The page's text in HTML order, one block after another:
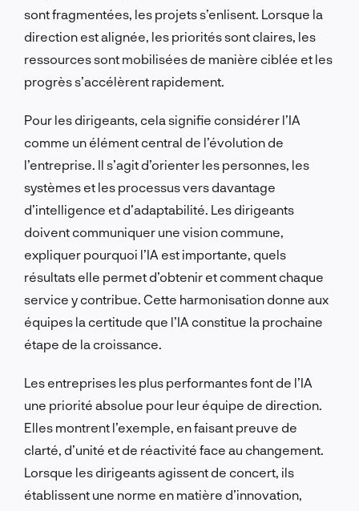
sont fragmentées, les projets s’enlisent. Lorsque la
direction est alignée, les priorités sont claires, les
ressources sont mobilisées de manière ciblée et les
progrès s’accélèrent rapidement.
Pour les dirigeants, cela signifie considérer l’IA
comme un élément central de l’évolution de
l’entreprise. Il s’agit d’orienter les personnes, les
systèmes et les processus vers davantage
d’intelligence et d’adaptabilité. Les dirigeants
doivent communiquer une vision commune,
expliquer pourquoi l’IA est importante, quels
résultats elle permet d’obtenir et comment chaque
service y contribue. Cette harmonisation donne aux
équipes la certitude que l’IA constitue la prochaine
étape de la croissance.
Les entreprises les plus performantes font de l’IA
une priorité absolue pour leur équipe de direction.
Elles montrent l’exemple, en faisant preuve de
clarté, d’unité et de réactivité face au changement.
Lorsque les dirigeants agissent de concert, ils
établissent une norme en matière d’innovation,